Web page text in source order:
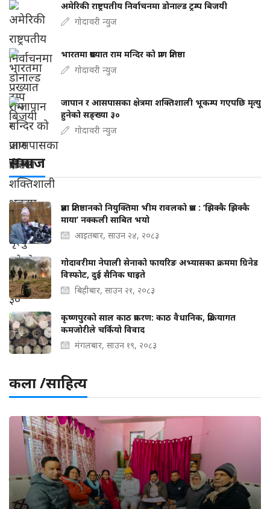
अमेरिकी राष्ट्रपतीय निर्वाचनमा डोनाल्ड ट्रम्प बिजयी
गोदावरी न्युज
भारतमा प्रख्यात राम मन्दिर को प्राण प्रतिष्ठा
गोदावरी न्युज
जापान र आसपासका क्षेत्रमा शक्तिशाली भूकम्प गएपछि मृत्यु
हुनेको सङ्ख्या ३०
गोदावरी न्युज
समाज
प्रज्ञा प्रतिष्ठानको नियुक्तिमा भीम रावलको प्रश्न : ‘झिक्कै झिक्कै
माया’ नक्कली साबित भयो
आइतबार, साउन २४, २०८३
गोदावरीमा नेपाली सेनाको फायरिङ अभ्यासका क्रममा ग्रिनेड
विस्फोट, दुई सैनिक घाइते
बिहीबार, साउन २१, २०८३
कृष्णपुरको साल काठ प्रकरण: काठ वैधानिक, प्रक्रियागत
कमजोरीले चर्कियो विवाद
मंगलबार, साउन १९, २०८३
कला /साहित्य